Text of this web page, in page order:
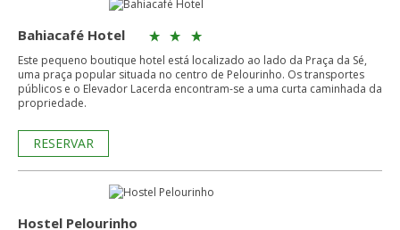
Bahiacafé Hotel
Este pequeno boutique hotel está localizado ao lado da Praça da Sé,
uma praça popular situada no centro de Pelourinho. Os transportes
públicos e o Elevador Lacerda encontram-se a uma curta caminhada da
propriedade.
RESERVAR
Hostel Pelourinho